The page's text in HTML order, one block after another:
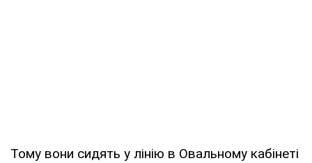
Тому вони сидять у лінію в Овальному кабінеті